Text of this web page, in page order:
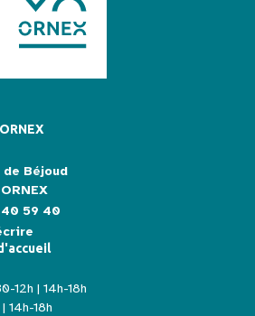
de Béjoud
59 40
12h | 14h-18h
14h-18h